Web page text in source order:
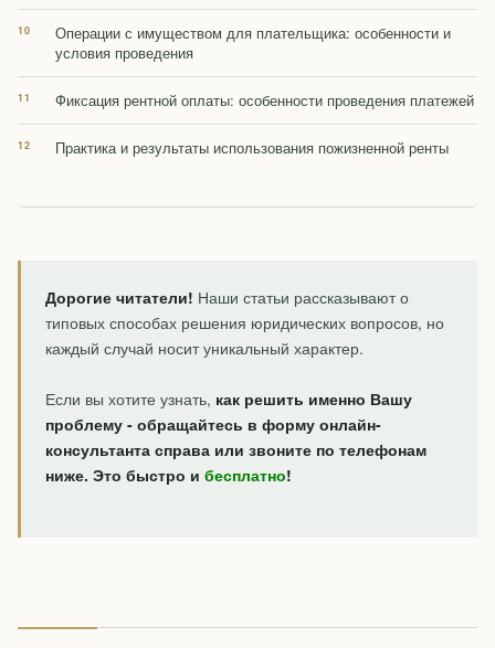
Операции с имуществом для плательщика: особенности и
условия проведения
Фиксация рентной оплаты: особенности проведения платежей
Практика и результаты использования пожизненной ренты
Дорогие читатели! Наши статьи рассказывают о
типовых способах решения юридических вопросов, но
каждый случай носит уникальный характер.
Если вы хотите узнать, как решить именно Вашу
проблему - обращайтесь в форму онлайн-
консультанта справа или звоните по телефонам
ниже. Это быстро и бесплатно!